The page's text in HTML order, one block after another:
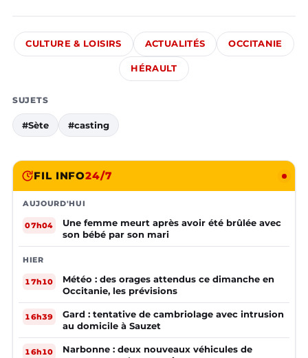
CULTURE & LOISIRS ACTUALITÉS OCCITANIE
HÉRAULT
SUJETS
#Sète #casting
FIL INFO24/7
AUJOURD'HUI
07h04
Une femme meurt après avoir été brûlée avec
son bébé par son mari
HIER
17h10
Météo : des orages attendus ce dimanche en
Occitanie, les prévisions
16h39
Gard : tentative de cambriolage avec intrusion
au domicile à Sauzet
16h10
Narbonne : deux nouveaux véhicules de